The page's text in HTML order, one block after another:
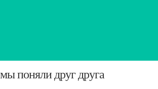
поняли друг друга